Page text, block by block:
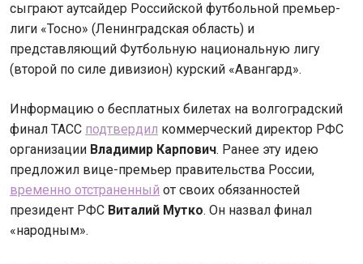
сыграют аутсайдер Российской футбольной премьер-
лиги «Тосно» (Ленинградская область) и
представляющий Футбольную национальную лигу
(второй по силе дивизион) курский «Авангард».
Информацию о бесплатных билетах на волгоградский
финал ТАСС подтвердил коммерческий директор РФС
организации Владимир Карпович. Ранее эту идею
предложил вице-премьер правительства России,
временно отстраненный от своих обязанностей
президент РФС Виталий Мутко. Он назвал финал
«народным».